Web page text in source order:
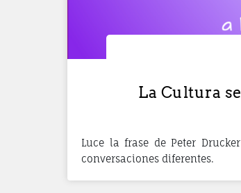
La Cultura
Luce la frase de Peter
conversaciones diferentes.